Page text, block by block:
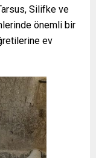
Silifke ve
önemli bir
ev